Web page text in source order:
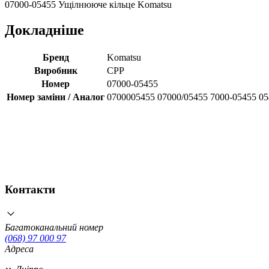
07000-05455 Ущілнююче кільце Komatsu
Докладніше
Бренд
Komatsu
Виробник
CPP
Номер
07000-05455
Номер заміни / Аналог 0700005455 07000/05455 7000-05455
Контакти
Багатоканальний номер
(068) 97 000 97
Адреса